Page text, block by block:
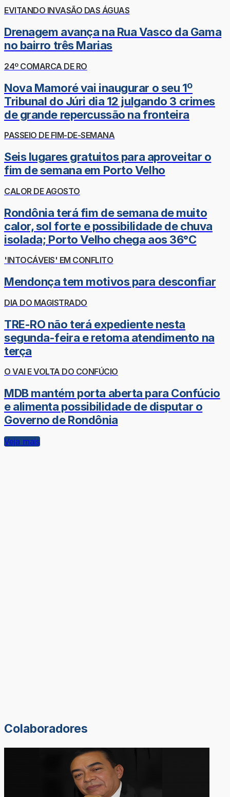
EVITANDO INVASÃO DAS ÁGUAS
Drenagem avança na Rua Vasco da Gama
no bairro três Marias
24º COMARCA DE RO
Nova Mamoré vai inaugurar o seu 1º
Tribunal do Júri dia 12 julgando 3 crimes
de grande repercussão na fronteira
PASSEIO DE FIM-DE-SEMANA
Seis lugares gratuitos para aproveitar o
fim de semana em Porto Velho
CALOR DE AGOSTO
Rondônia terá fim de semana de muito
calor, sol forte e possibilidade de chuva
isolada; Porto Velho chega aos 36°C
'INTOCÁVEIS' EM CONFLITO
Mendonça tem motivos para desconfiar
DIA DO MAGISTRADO
TRE-RO não terá expediente nesta
segunda-feira e retoma atendimento na
terça
O VAI E VOLTA DO CONFÚCIO
MDB mantém porta aberta para Confúcio
e alimenta possibilidade de disputar o
Governo de Rondônia
Veja mais
Colaboradores